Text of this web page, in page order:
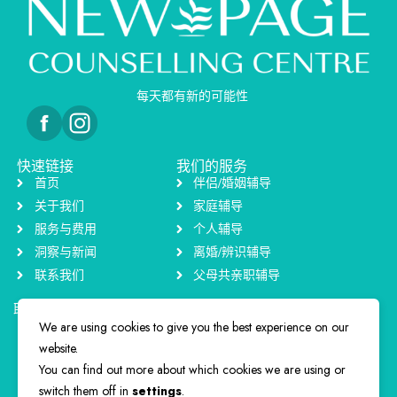
每天都有新的可能性
快速链接
首页
关于我们
服务与费用
洞察与新闻
联系我们
我们的服务
伴侣/婚姻辅导
家庭辅导
个人辅导
离婚/辨识辅导
父母共亲职辅导
联系方式
info@newpagecounselling.com.sg
80 Marine Parade Road #12-07 Parkway Parade (449269)
We are using cookies to give you the best experience on our
website.
You can find out more about which cookies we are using or
switch them off in settings.